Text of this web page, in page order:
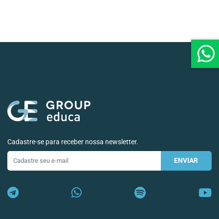
Cadastre-se para receber nossa newsletter.
ENVIAR